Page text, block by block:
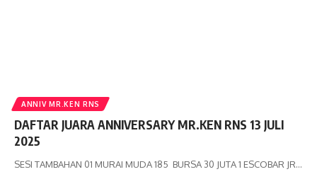
ANNIV MR.KEN RNS
DAFTAR JUARA ANNIVERSARY MR.KEN RNS 13 JULI
2025
SESI TAMBAHAN 01 MURAI MUDA 185 BURSA 30 JUTA 1 ESCOBAR JR…